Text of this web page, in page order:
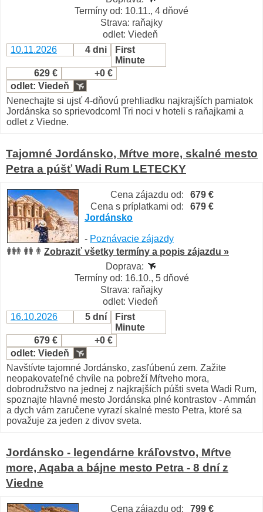
Termíny od: 10.11., 4 dňové
Strava: raňajky
odlet: Viedeň
10.11.2026
4 dni
First
Minute
629 €
+0 €
odlet: Viedeň
Nenechajte si ujsť 4-dňovú prehliadku najkrajších pamiatok
Jordánska so sprievodcom! Tri noci v hoteli s raňajkami a
odlet z Viedne.
Tajomné Jordánsko, Mŕtve more, skalné mesto
Petra a púšť Wadi Rum LETECKY
Cena zájazdu od:
679 €
Cena s príplatkami od:
679 €
Jordánsko
- Poznávacie zájazdy
Zobraziť všetky termíny a popis zájazdu »
Doprava:
Termíny od: 16.10., 5 dňové
Strava: raňajky
odlet: Viedeň
16.10.2026
5 dní
First
Minute
679 €
+0 €
odlet: Viedeň
Navštívte tajomné Jordánsko, zasľúbenú zem. Zažite
neopakovateľné chvíle na pobreží Mŕtveho mora,
dobrodružstvo na jednej z najkrajších púšti sveta Wadi Rum,
spoznajte hlavné mesto Jordánska plné kontrastov - Ammán
a dych vám zaručene vyrazí skalné mesto Petra, ktoré sa
považuje za jeden z divov sveta.
Jordánsko - legendárne kráľovstvo, Mŕtve
more, Aqaba a bájne mesto Petra - 8 dní z
Viedne
Cena zájazdu od: 799 €